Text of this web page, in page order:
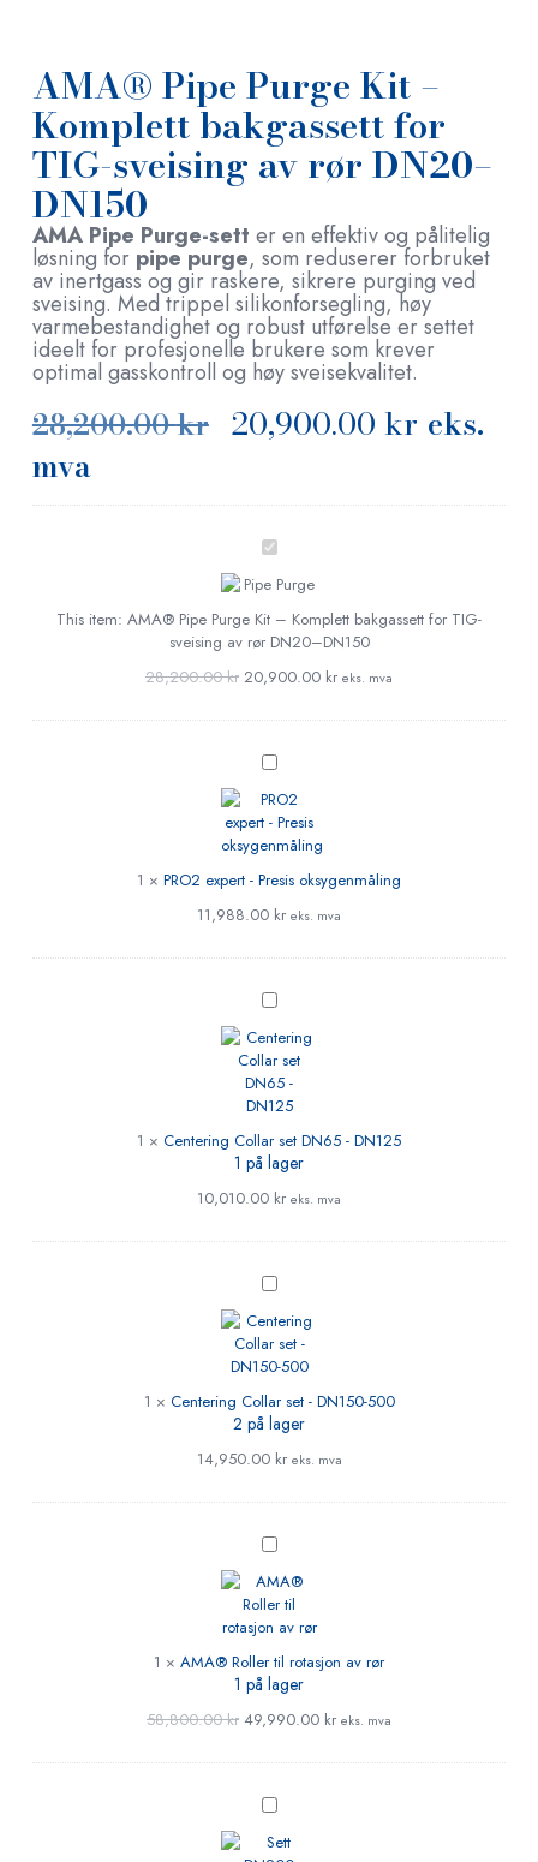
AMA® Pipe Purge Kit –
Komplett bakgassett for
TIG-sveising av rør DN20–
DN150
AMA Pipe Purge-sett er en effektiv og pålitelig
løsning for pipe purge, som reduserer forbruket
av inertgass og gir raskere, sikrere purging ved
sveising. Med trippel silikonforsegling, høy
varmebestandighet og robust utførelse er settet
ideelt for profesjonelle brukere som krever
optimal gasskontroll og høy sveisekvalitet.
28,200.00kr 20,900.00 kr eks.
mva
AMA®
Purge
Kit
–
bakgassett
sveising
av
rør
DN20–
DN150
This item: AMA® Pipe Purge Kit – Komplett bakgassett for TIG-
sveising av rør DN20–DN150
28,200.00kr 20,900.00 kr eks. mva
PRO2
-
Presis
oksygenmåling
1 × PRO2 expert - Presis oksygenmåling
11,988.00 kr eks. mva
Centering
set
DN65
-
DN125
1 × Centering Collar set DN65 - DN125
1 på lager
10,010.00 kr eks. mva
Centering
set
-
DN150-
500
1 × Centering Collar set - DN150-500
2 på lager
14,950.00 kr eks. mva
AMA®
til
rotasjon
av
rør
1 × AMA® Roller til rotasjon av rør
1 på lager
58,800.00kr 49,990.00 kr eks. mva
Sett